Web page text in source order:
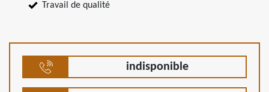
Travail de qualité
indisponible